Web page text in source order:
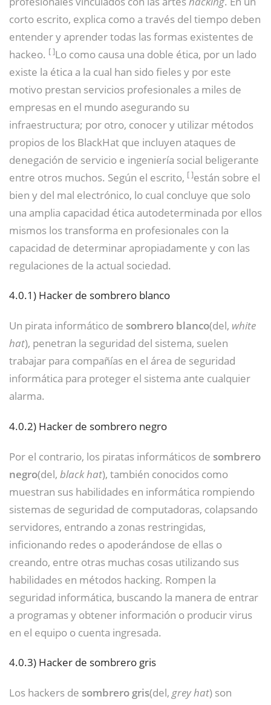
corto escrito, explica como a través del tiempo deben
entender y aprender todas las formas existentes de
hackeo. []Lo como causa una doble ética, por un lado
existe la ética a la cual han sido fieles y por este
motivo prestan servicios profesionales a miles de
empresas en el mundo asegurando su
infraestructura; por otro, conocer y utilizar métodos
propios de los BlackHat que incluyen ataques de
denegación de servicio e ingeniería social beligerante
entre otros muchos. Según el escrito, []están sobre el
bien y del mal electrónico, lo cual concluye que solo
una amplia capacidad ética autodeterminada por ellos
mismos los transforma en profesionales con la
capacidad de determinar apropiadamente y con las
regulaciones de la actual sociedad.
4.0.1) Hacker de sombrero blanco
Un pirata informático de sombrero blanco(del, white
hat), penetran la seguridad del sistema, suelen
trabajar para compañías en el área de seguridad
informática para proteger el sistema ante cualquier
alarma.
4.0.2) Hacker de sombrero negro
Por el contrario, los piratas informáticos de sombrero
negro(del, black hat), también conocidos como
muestran sus habilidades en informática rompiendo
sistemas de seguridad de computadoras, colapsando
servidores, entrando a zonas restringidas,
inficionando redes o apoderándose de ellas o
creando, entre otras muchas cosas utilizando sus
habilidades en métodos hacking. Rompen la
seguridad informática, buscando la manera de entrar
a programas y obtener información o producir virus
en el equipo o cuenta ingresada.
4.0.3) Hacker de sombrero gris
Los hackers de sombrero gris(del, grey hat) son